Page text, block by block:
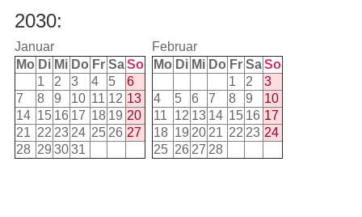
2030:
Januar
Mo Di Mi Do Fr SaSo
1
2 3 4 5
6
7
8 9 10 11 12 13
14 15 16 17 18 19 20
21 22 23 24 25 26 27
28 29 3031
Februar
Mo Di Mi Do Fr SaSo
1
2
3
4
5 6 7 8 9
10
11
12 13 14 15 16 17
18 19 20 21 22 23 24
25 26 27 28